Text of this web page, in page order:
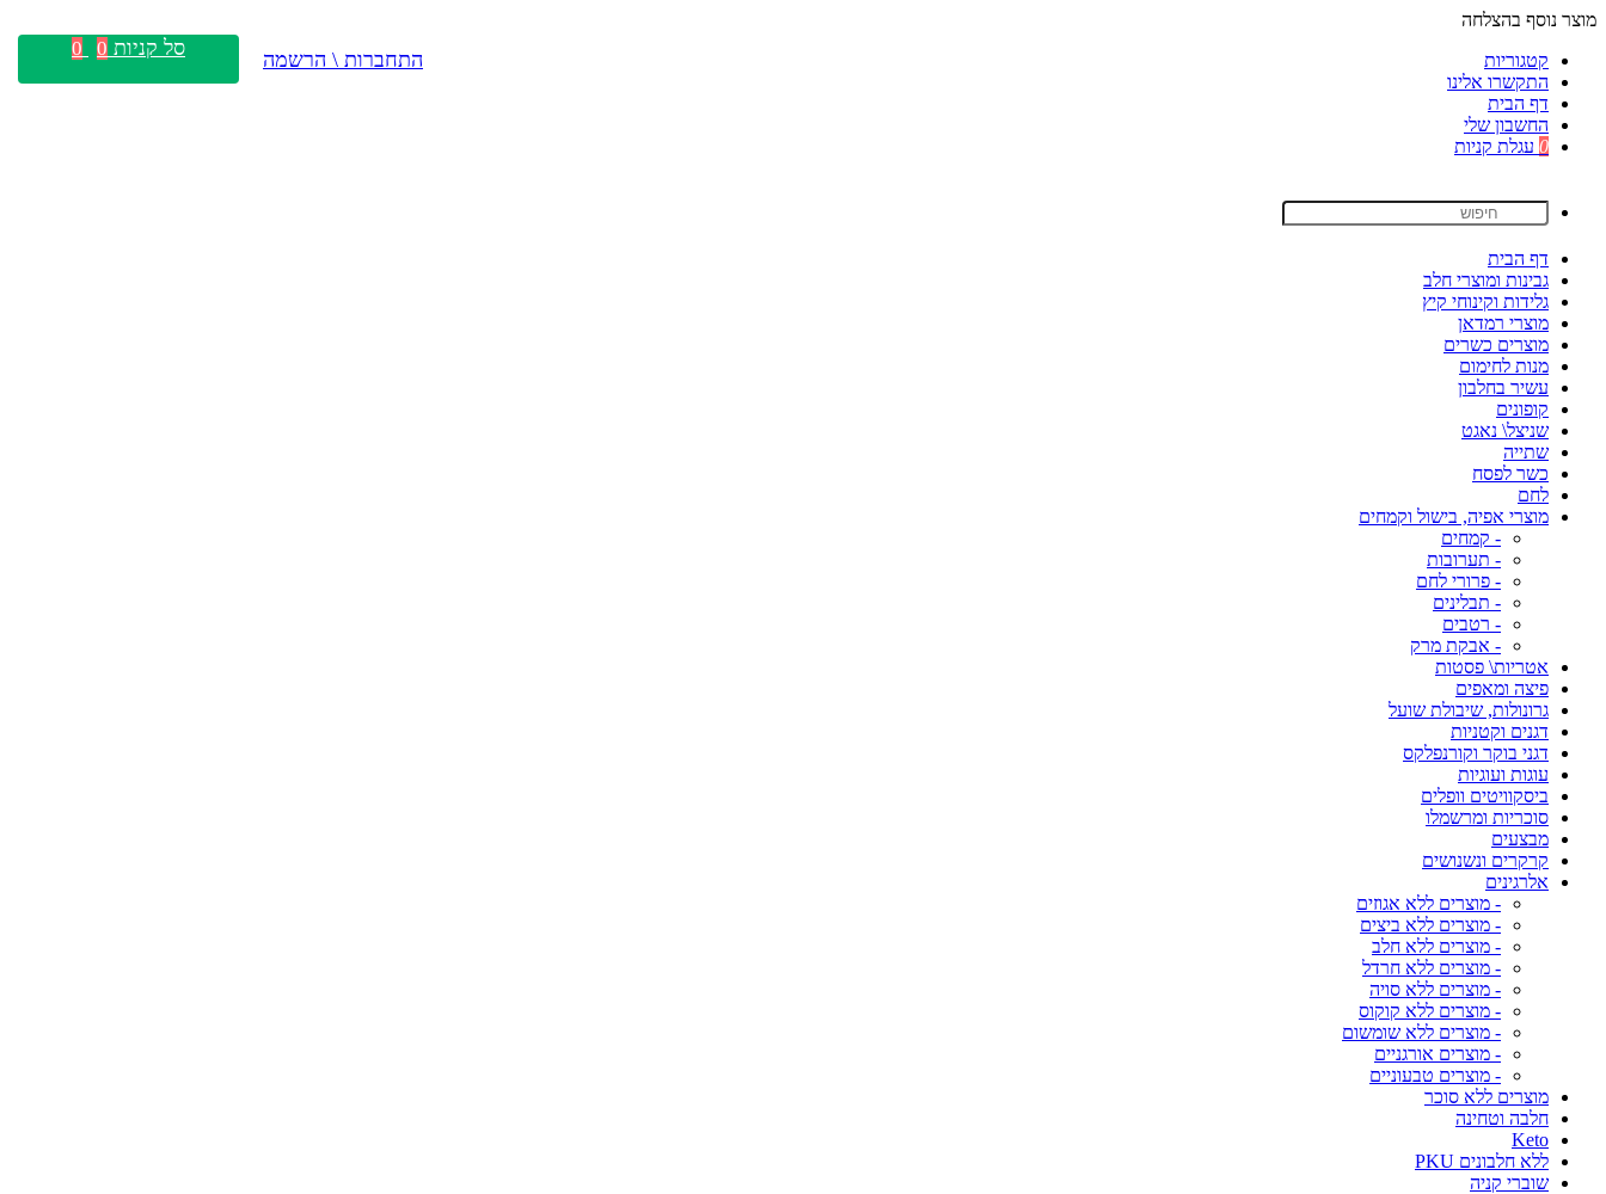
מוצר נוסף בהצלחה
קטגוריות
התקשרו אלינו
דף הבית
החשבון שלי
0 עגלת קניות
דף הבית
גבינות ומוצרי חלב
גלידות וקינוחי קיץ
מוצרי רמדאן
מוצרים כשרים
מנות לחימום
עשיר בחלבון
קופונים
שניצל\ נאגט
שתייה
כשר לפסח
לחם
מוצרי אפיה, בישול וקמחים
- קמחים
- תערובות
- פרורי לחם
- תבלינים
- רטבים
- אבקת מרק
אטריות\ פסטות
פיצה ומאפים
גרונולות, שיבולת שועל
דגנים וקטניות
דגני בוקר וקורנפלקס
עוגות ועוגיות
ביסקוויטים וופלים
סוכריות ומרשמלו
מבצעים
קרקרים ונשנושים
אלרגינים
- מוצרים ללא אגוזים
- מוצרים ללא ביצים
- מוצרים ללא חלב
- מוצרים ללא חרדל
- מוצרים ללא סויה
- מוצרים ללא קוקוס
- מוצרים ללא שומשום
- מוצרים אורגניים
- מוצרים טבעוניים
מוצרים ללא סוכר
חלבה וטחינה
Keto
ללא חלבונים PKU
שוברי קניה
התחברות \ הרשמה סל קניות 0
0